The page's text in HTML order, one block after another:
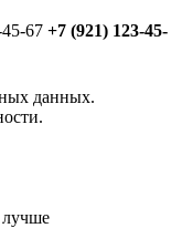
67 +7 (921) 123-45-
данных.
лучше